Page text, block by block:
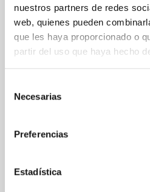
nuestros partners de redes
web, quienes pueden
que les haya proporcionado o
partir del uso que haya hecho
Necesarias
Preferencias
Estadística
más gastos de envío
27800
DIÁMETRO DEL PLATO=99